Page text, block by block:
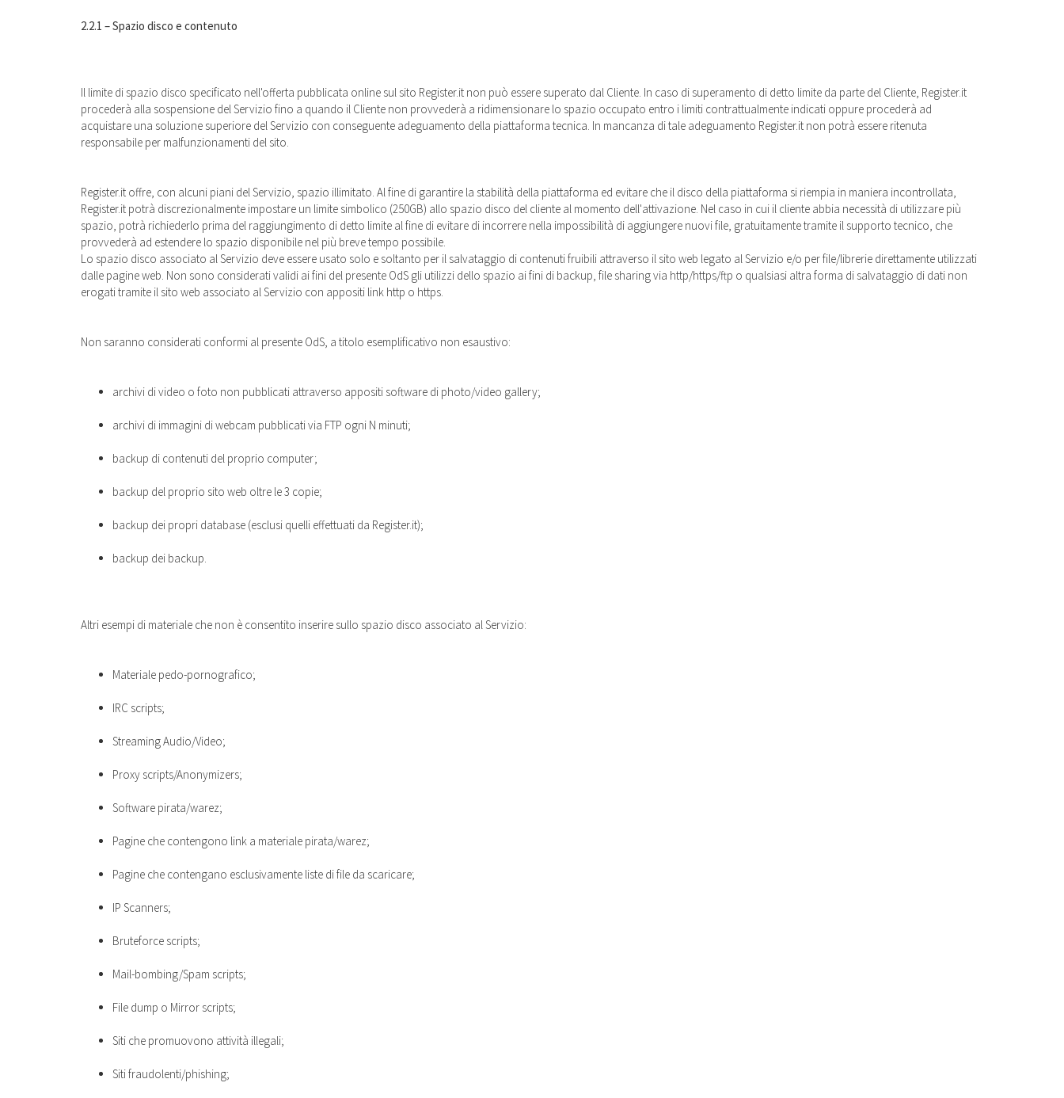
2.2.1 – Spazio disco e contenuto
Il limite di spazio disco specificato nell'offerta pubblicata online sul sito Register.it non può essere superato dal Cliente. In caso di superamento di detto limite da parte del Cliente, Register.it
procederà alla sospensione del Servizio fino a quando il Cliente non provvederà a ridimensionare lo spazio occupato entro i limiti contrattualmente indicati oppure procederà ad
acquistare una soluzione superiore del Servizio con conseguente adeguamento della piattaforma tecnica. In mancanza di tale adeguamento Register.it non potrà essere ritenuta
responsabile per malfunzionamenti del sito.
Register.it offre, con alcuni piani del Servizio, spazio illimitato. Al fine di garantire la stabilità della piattaforma ed evitare che il disco della piattaforma si riempia in maniera incontrollata,
Register.it potrà discrezionalmente impostare un limite simbolico (250GB) allo spazio disco del cliente al momento dell'attivazione. Nel caso in cui il cliente abbia necessità di utilizzare più
spazio, potrà richiederlo prima del raggiungimento di detto limite al fine di evitare di incorrere nella impossibilità di aggiungere nuovi file, gratuitamente tramite il supporto tecnico, che
provvederà ad estendere lo spazio disponibile nel più breve tempo possibile.
Lo spazio disco associato al Servizio deve essere usato solo e soltanto per il salvataggio di contenuti fruibili attraverso il sito web legato al Servizio e/o per file/librerie direttamente utilizzati
dalle pagine web. Non sono considerati validi ai fini del presente OdS gli utilizzi dello spazio ai fini di backup, file sharing via http/https/ftp o qualsiasi altra forma di salvataggio di dati non
erogati tramite il sito web associato al Servizio con appositi link http o https.
Non saranno considerati conformi al presente OdS, a titolo esemplificativo non esaustivo:
archivi di video o foto non pubblicati attraverso appositi software di photo/video gallery;
archivi di immagini di webcam pubblicati via FTP ogni N minuti;
backup di contenuti del proprio computer;
backup del proprio sito web oltre le 3 copie;
backup dei propri database (esclusi quelli effettuati da Register.it);
backup dei backup.
Altri esempi di materiale che non è consentito inserire sullo spazio disco associato al Servizio:
Materiale pedo-pornografico;
IRC scripts;
Streaming Audio/Video;
Proxy scripts/Anonymizers;
Software pirata/warez;
Pagine che contengono link a materiale pirata/warez;
Pagine che contengano esclusivamente liste di file da scaricare;
IP Scanners;
Bruteforce scripts;
Mail-bombing/Spam scripts;
File dump o Mirror scripts;
Siti che promuovono attività illegali;
Siti fraudolenti/phishing;